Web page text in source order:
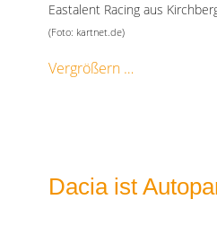
Eastalent Racing aus
(Foto: kartnet.de)
Vergrößern
Dacia ist